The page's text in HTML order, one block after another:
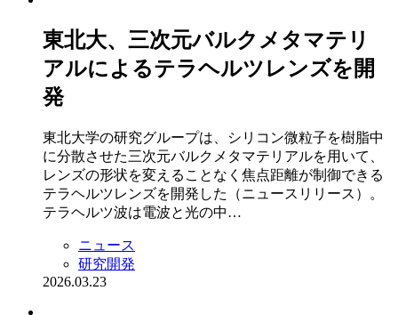
東北大、三次元バルクメタマテリ
アルによるテラヘルツレンズを開
発
東北大学の研究グループは、シリコン微粒子を樹脂中
に分散させた三次元バルクメタマテリアルを用いて、
レンズの形状を変えることなく焦点距離が制御できる
テラヘルツレンズを開発した（ニュースリリース）。
テラヘルツ波は電波と光の中…
ニュース
研究開発
2026.03.23